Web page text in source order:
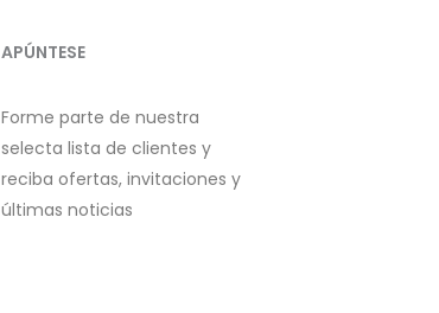
APÚNTESE
Forme parte de nuestra
selecta lista de clientes y
reciba ofertas, invitaciones y
últimas noticias